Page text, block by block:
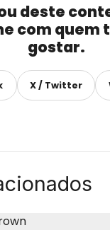
deste
com quem
gostar.
X / Twitter